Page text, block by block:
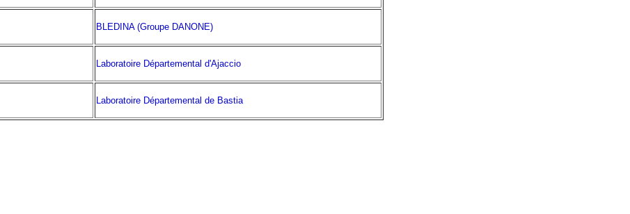
BLEDINA (Groupe DANONE)
Laboratoire Départemental d'Ajaccio
Laboratoire Départemental de Bastia